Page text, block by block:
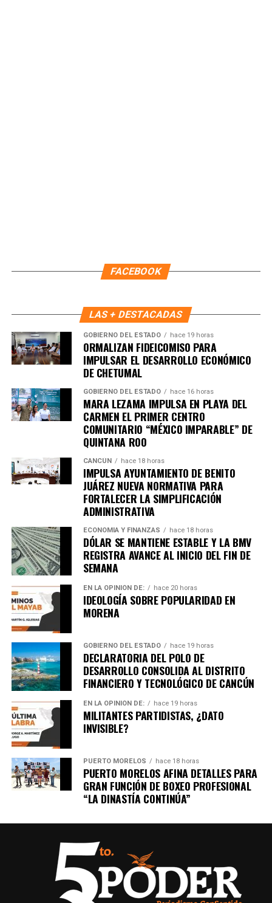
Recibe las noticias al instante
Únete al canal oficial de WhatsApp de
Quinto Podery recibe las noticias más
importantes de Quintana Roo directamente
en tu teléfono.
Unirme al canal de WhatsApp
FACEBOOK
LAS + DESTACADAS
GOBIERNO DEL ESTADO hace 19 horas
ORMALIZAN FIDEICOMISO PARA
IMPULSAR EL DESARROLLO ECONÓMICO
DE CHETUMAL
GOBIERNO DEL ESTADO hace 16 horas
MARA LEZAMA IMPULSA EN PLAYA DEL
CARMEN EL PRIMER CENTRO
COMUNITARIO “MÉXICO IMPARABLE” DE
QUINTANA ROO
CANCÚN hace 18 horas
IMPULSA AYUNTAMIENTO DE BENITO
JUÁREZ NUEVA NORMATIVA PARA
FORTALECER LA SIMPLIFICACIÓN
ADMINISTRATIVA
ECONOMÍA Y FINANZAS hace 18 horas
DÓLAR SE MANTIENE ESTABLE Y LA BMV
REGISTRA AVANCE AL INICIO DEL FIN DE
SEMANA
EN LA OPINIÓN DE: hace 20 horas
IDEOLOGÍA SOBRE POPULARIDAD EN
MORENA
GOBIERNO DEL ESTADO hace 19 horas
DECLARATORIA DEL POLO DE
DESARROLLO CONSOLIDA AL DISTRITO
FINANCIERO Y TECNOLÓGICO DE CANCÚN
EN LA OPINIÓN DE: hace 19 horas
MILITANTES PARTIDISTAS, ¿DATO
INVISIBLE?
PUERTO MORELOS hace 18 horas
PUERTO MORELOS AFINA DETALLES PARA
GRAN FUNCIÓN DE BOXEO PROFESIONAL
“LA DINASTÍA CONTINÚA”